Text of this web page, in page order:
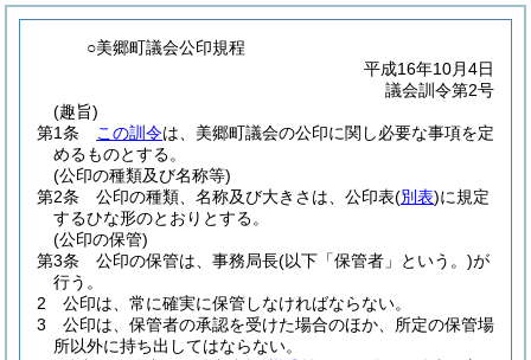
○美郷町議会公印規程
平成16年10月4日
議会訓令第2号
(趣旨)
第1条
この訓令は、美郷町議会の公印に関し必要な事項を定
めるものとする。
(公印の種類及び名称等)
第2条
公印の種類、名称及び大きさは、公印表(別表)に規定
するひな形のとおりとする。
(公印の保管)
第3条
公印の保管は、事務局長(以下「保管者」という。)が
行う。
2
公印は、常に確実に保管しなければならない。
3
公印は、保管者の承認を受けた場合のほか、所定の保管場
所以外に持ち出してはならない。